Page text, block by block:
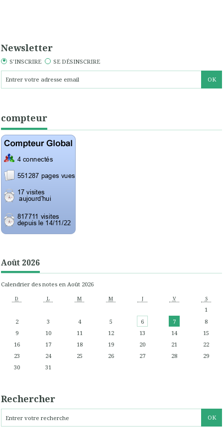
Newsletter
S'INSCRIRE SE DÉSINSCRIRE
compteur
Août 2026
Calendrier des notes en Août 2026
D L M M J V S
1
2
3 4 5 6 7
8
9
10 11 12 13 14
15
16
17 18 19 20 21
22
23
24 25 26 27 28
29
30
31
Rechercher